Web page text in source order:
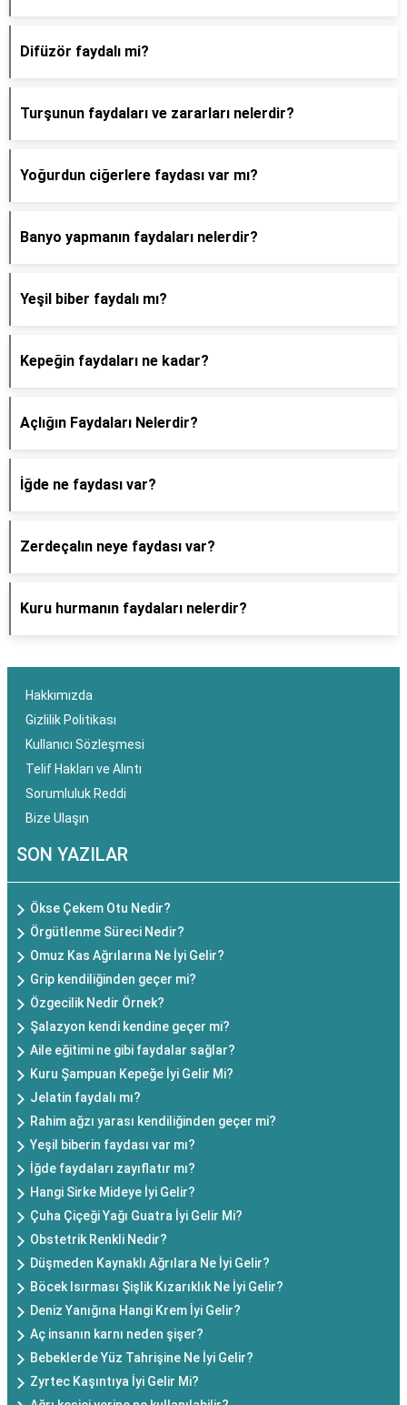
Difüzör faydalı mi?
Turşunun faydaları ve zararları nelerdir?
Yoğurdun ciğerlere faydası var mı?
Banyo yapmanın faydaları nelerdir?
Yeşil biber faydalı mı?
Kepeğin faydaları ne kadar?
Açlığın Faydaları Nelerdir?
İğde ne faydası var?
Zerdeçalın neye faydası var?
Kuru hurmanın faydaları nelerdir?
Hakkımızda
Gizlilik Politikası
Kullanıcı Sözleşmesi
Telif Hakları ve Alıntı
Sorumluluk Reddi
Bize Ulaşın
SON YAZILAR
Ökse Çekem Otu Nedir?
Örgütlenme Süreci Nedir?
Omuz Kas Ağrılarına Ne İyi Gelir?
Grip kendiliğinden geçer mi?
Özgecilik Nedir Örnek?
Şalazyon kendi kendine geçer mi?
Aile eğitimi ne gibi faydalar sağlar?
Kuru Şampuan Kepeğe İyi Gelir Mi?
Jelatin faydalı mı?
Rahim ağzı yarası kendiliğinden geçer mi?
Yeşil biberin faydası var mı?
İğde faydaları zayıflatır mı?
Hangi Sirke Mideye İyi Gelir?
Çuha Çiçeği Yağı Guatra İyi Gelir Mi?
Obstetrik Renkli Nedir?
Düşmeden Kaynaklı Ağrılara Ne İyi Gelir?
Böcek Isırması Şişlik Kızarıklık Ne İyi Gelir?
Deniz Yanığına Hangi Krem İyi Gelir?
Aç insanın karnı neden şişer?
Bebeklerde Yüz Tahrişine Ne İyi Gelir?
Zyrtec Kaşıntıya İyi Gelir Mi?